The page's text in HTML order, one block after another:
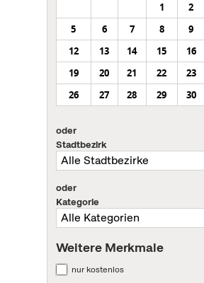
1
2
5
6 7 8 9
12
13 14 15 16
19
20 21 22 23
26
27 28 29 30
oder
Stadtbezirk
oder
Kategorie
Weitere Merkmale
nur kostenlos